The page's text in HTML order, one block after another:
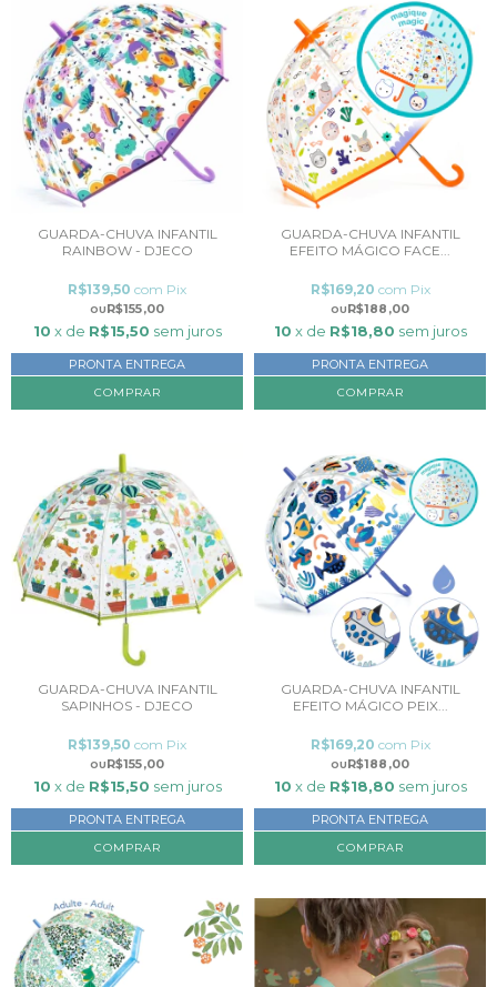
GUARDA-CHUVA INFANTIL
RAINBOW - DJECO
R$155,00
R$139,50 com Pix
10 x de R$15,50 sem juros
PRONTA ENTREGA
GUARDA-CHUVA INFANTIL
EFEITO MÁGICO FACE...
R$188,00
R$169,20 com Pix
10 x de R$18,80 sem juros
PRONTA ENTREGA
GUARDA-CHUVA INFANTIL
SAPINHOS - DJECO
R$155,00
R$139,50 com Pix
10 x de R$15,50 sem juros
PRONTA ENTREGA
GUARDA-CHUVA INFANTIL
EFEITO MÁGICO PEIX...
R$188,00
R$169,20 com Pix
10 x de R$18,80 sem juros
PRONTA ENTREGA